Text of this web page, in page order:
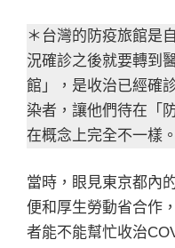
＊台灣的防疫旅館是
況確診之後就要轉到
館」，是收治已經確
染者，讓他們待在「
在概念上完全不一樣。
當時，眼見東京都內
便和厚生勞動省合作
者能不能幫忙收治